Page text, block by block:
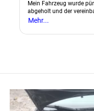
Mein Fahrzeug wurde
abgeholt und der
Mehr...